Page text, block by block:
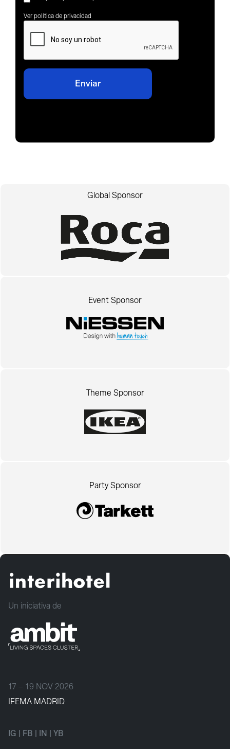
Ver política de privacidad
Global Sponsor
Event Sponsor
Theme Sponsor
Party Sponsor
Un iniciativa de
17 – 19 NOV 2026
IFEMA MADRID
IG FB IN YB